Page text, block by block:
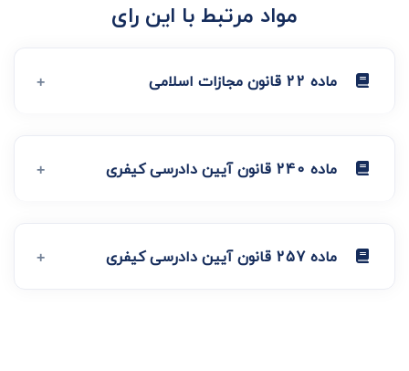
مواد مرتبط با این رای
ماده 22 قانون مجازات اسلامی
ماده 240 قانون آیین دادرسی کیفری
ماده 257 قانون آیین دادرسی کیفری